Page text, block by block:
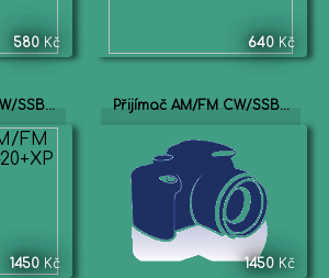
580 Kč 640 Kč
SSB...
1450 Kč
Přijímač AM/FM CW/SSB...
1450 Kč